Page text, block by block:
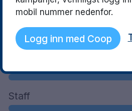
What guests said
Location
Staff
mobil nummer nedenfor.
Logg inn med Coop